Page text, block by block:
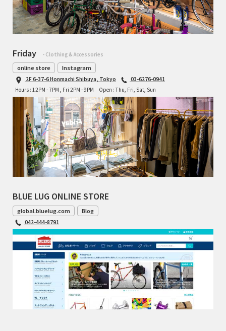
Friday - Clothing & Accessories
online store Instagram
2F 6-37-6 Honmachi Shibuya, Tokyo
03-6276-0941
Hours : 12PM - 7PM , Fri 2PM - 9PM
Open : Thu, Fri, Sat, Sun
BLUE LUG ONLINE STORE
global.bluelug.com Blog
042-444-8791